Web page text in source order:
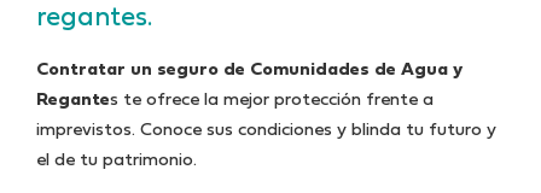
regantes.
Contratar un seguro de Comunidades de Agua y
Regantes te ofrece la mejor protección frente a
imprevistos. Conoce sus condiciones y blinda tu futuro y
el de tu patrimonio.